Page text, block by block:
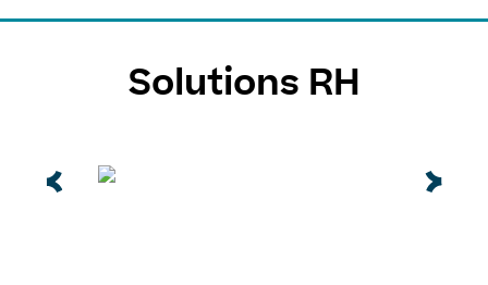
Solutions RH